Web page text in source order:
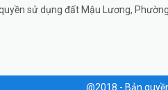
sử dụng đất Mậu Lương,
@2018 - Bản